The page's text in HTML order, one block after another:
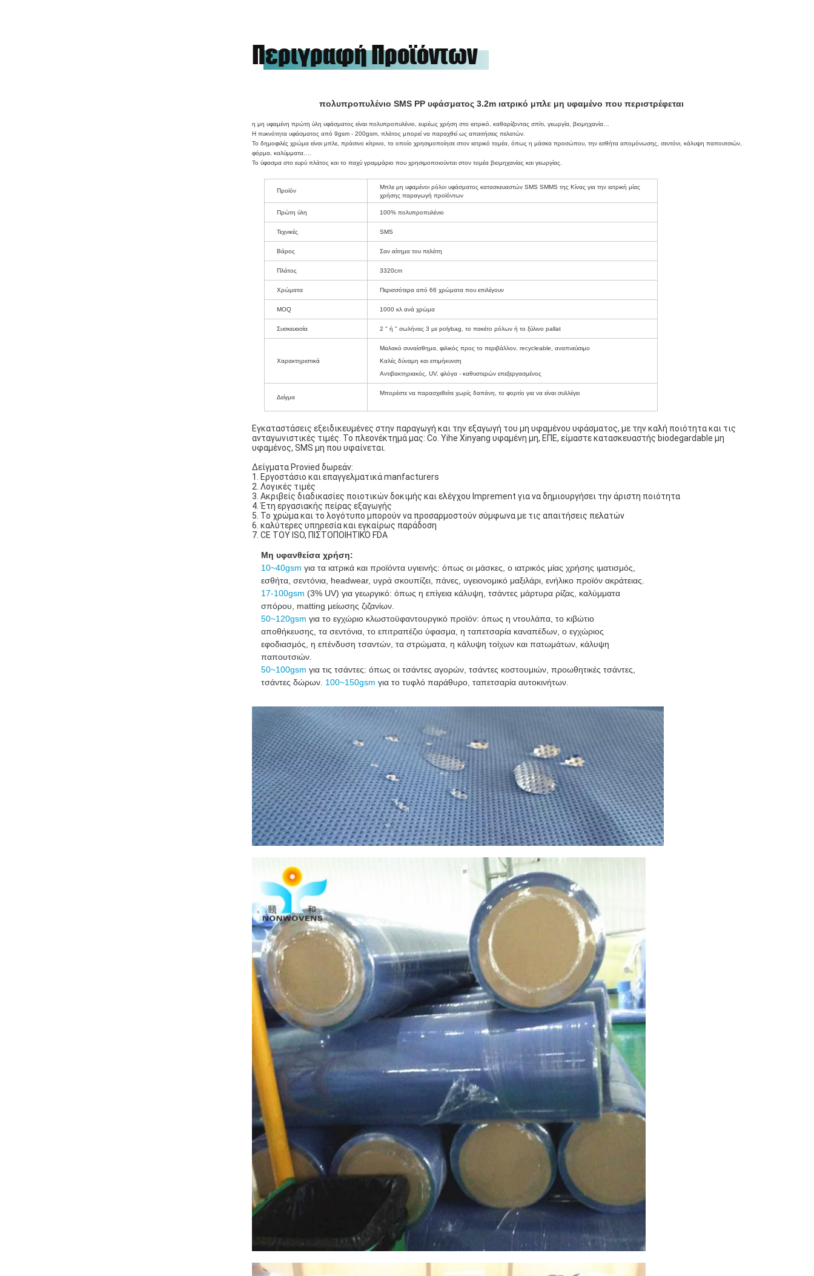
Περιγραφή Προϊόντων
πολυπροπυλένιο SMS PP υφάσματος 3.2m ιατρικό μπλε μη υφαμένο που περιστρέφεται
η μη υφαμένη πρώτη ύλη υφάσματος είναι πολυπροπυλένιο, ευρέως χρήση στο ιατρικό, καθαρίζοντας σπίτι, γεωργία, βιομηχανία…
Η πυκνότητα υφάσματος από 9gsm - 200gsm, πλάτος μπορεί να παραχθεί ως απαιτήσεις πελατών.
Το δημοφιλές χρώμα είναι μπλε, πράσινο κίτρινο, το οποίο χρησιμοποίησε στον ιατρικό τομέα, όπως η μάσκα προσώπου, την εσθήτα απομόνωσης, σεντόνι, κάλυψη παπουτσιών,
φόρμα, καλύμματα….
Το ύφασμα στο ευρύ πλάτος και το παχύ γραμμάριο που χρησιμοποιούνται στον τομέα βιομηχανίας και γεωργίας.
Προϊόν
Μπλε μη υφαμένοι ρόλοι υφάσματος κατασκευαστών SMS SMMS της Κίνας για την ιατρική μίας
χρήσης παραγωγή προϊόντων
Πρώτη ύλη 100% πολυπροπυλένιο
Τεχνικές SMS
Βάρος Σαν αίτημα του πελάτη
Πλάτος 3320cm
Χρώματα Περισσότερα από 66 χρώματα που επιλέγουν
MOQ 1000 κλ ανά χρώμα
Συσκευασία 2 " ή " σωλήνας 3 με polybag, το πακέτο ρόλων ή το ξύλινο pallat
Χαρακτηριστικά
Μαλακό συναίσθημα, φιλικός προς το περιβάλλον, recycleable, αναπνεύσιμο
Καλές δύναμη και επιμήκυνση
Αντιβακτηριακός, UV, φλόγα - καθυστερών επεξεργασμένος
Δείγμα
Μπορέστε να παρασχεθείτε χωρίς δαπάνη, το φορτίο για να είναι συλλέγει
Εγκαταστάσεις εξειδικευμένες στην παραγωγή και την εξαγωγή του μη υφαμένου υφάσματος, με την καλή ποιότητα και τις
ανταγωνιστικές τιμές. Το πλεονέκτημά μας: Co. Yihe Xinyang υφαμένη μη, ΕΠΕ, είμαστε κατασκευαστής biodegardable μη
υφαμένος, SMS μη που υφαίνεται.
Δείγματα Provied δωρεάν:
1. Εργοστάσιο και επαγγελματικά manfacturers
2. Λογικές τιμές
3. Ακριβείς διαδικασίες ποιοτικών δοκιμής και ελέγχου Imprement για να δημιουργήσει την άριστη ποιότητα
4. Έτη εργασιακής πείρας εξαγωγής
5. Το χρώμα και το λογότυπο μπορούν να προσαρμοστούν σύμφωνα με τις απαιτήσεις πελατών
6. καλύτερες υπηρεσία και εγκαίρως παράδοση
7. CE ΤΟΥ ISO, ΠΙΣΤΟΠΟΙΗΤΙΚΌ FDA
Μη υφανθείσα χρήση:
10~40gsm για τα ιατρικά και προϊόντα υγιεινής: όπως οι μάσκες, ο ιατρικός μίας χρήσης ιματισμός,
εσθήτα, σεντόνια, headwear, υγρά σκουπίζει, πάνες, υγειονομικό μαξιλάρι, ενήλικο προϊόν ακράτειας.
17-100gsm (3% UV) για γεωργικό: όπως η επίγεια κάλυψη, τσάντες μάρτυρα ρίζας, καλύμματα
σπόρου, matting μείωσης ζιζανίων.
50~120gsm για το εγχώριο κλωστοϋφαντουργικό προϊόν: όπως η ντουλάπα, το κιβώτιο
αποθήκευσης, τα σεντόνια, το επιτραπέζιο ύφασμα, η ταπετσαρία καναπέδων, ο εγχώριος
εφοδιασμός, η επένδυση τσαντών, τα στρώματα, η κάλυψη τοίχων και πατωμάτων, κάλυψη
παπουτσιών.
50~100gsm για τις τσάντες: όπως οι τσάντες αγορών, τσάντες κοστουμιών, προωθητικές τσάντες,
τσάντες δώρων. 100~150gsm για το τυφλό παράθυρο, ταπετσαρία αυτοκινήτων.